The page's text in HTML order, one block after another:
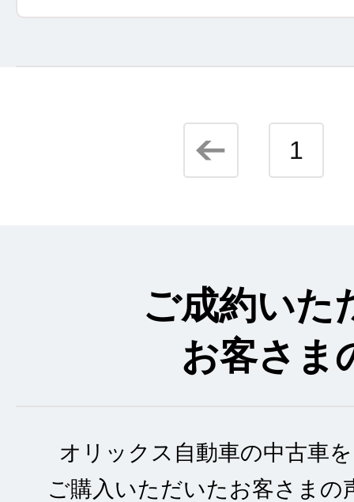
1
ご成約いた
お客さま
オリックス自動車の中古車
ご購入いただいたお客さまの